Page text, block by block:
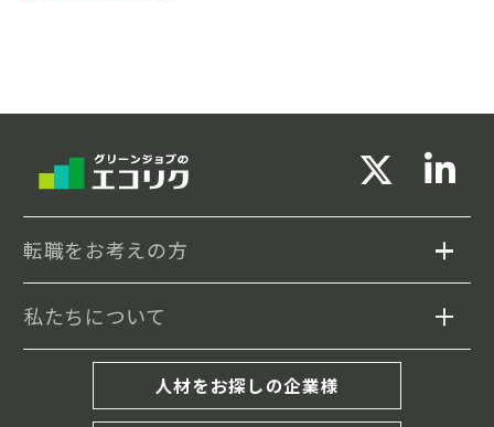
転職をお考えの方
求人検索
私たちについて
エコリクについて人材をお探しの企業様